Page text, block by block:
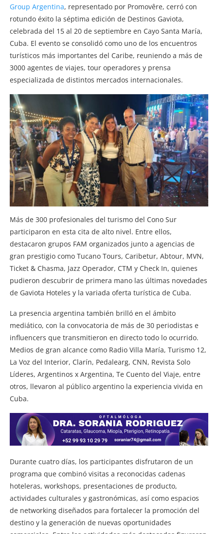
Group Argentina, representado por Promovêre, cerró con
rotundo éxito la séptima edición de Destinos Gaviota,
celebrada del 15 al 20 de septiembre en Cayo Santa María,
Cuba. El evento se consolidó como uno de los encuentros
turísticos más importantes del Caribe, reuniendo a más de
3000 agentes de viajes, tour operadores y prensa
especializada de distintos mercados internacionales.
Más de 300 profesionales del turismo del Cono Sur
participaron en esta cita de alto nivel. Entre ellos,
destacaron grupos FAM organizados junto a agencias de
gran prestigio como Tucano Tours, Caribetur, Abtour, MVN,
Ticket & Chasma, Jazz Operador, CTM y Check In, quienes
pudieron descubrir de primera mano las últimas novedades
de Gaviota Hoteles y la variada oferta turística de Cuba.
La presencia argentina también brilló en el ámbito
mediático, con la convocatoria de más de 30 periodistas e
influencers que transmitieron en directo todo lo ocurrido.
Medios de gran alcance como Radio Villa María, Turismo 12,
La Voz del Interior, Clarín, Pedalearg, CNN, Revista Solo
Líderes, Argentinos x Argentina, Te Cuento del Viaje, entre
otros, llevaron al público argentino la experiencia vivida en
Cuba.
Durante cuatro días, los participantes disfrutaron de un
programa que combinó visitas a reconocidas cadenas
hoteleras, workshops, presentaciones de producto,
actividades culturales y gastronómicas, así como espacios
de networking diseñados para fortalecer la promoción del
destino y la generación de nuevas oportunidades